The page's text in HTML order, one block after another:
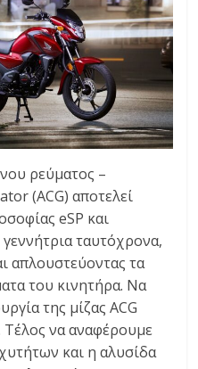
ρεύματος –
(ACG) αποτελεί
eSP και
ταυτόχρονα,
απλουστεύοντας τα
του κινητήρα. Να
της μίζας ACG
Τέλος να αναφέρουμε
και η αλυσίδα